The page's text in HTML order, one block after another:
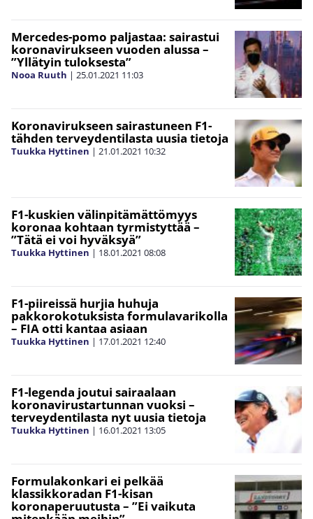
Mercedes-pomo paljastaa: sairastui
koronavirukseen vuoden alussa –
”Yllätyin tuloksesta”
Nooa Ruuth | 25.01.2021 11:03
Koronavirukseen sairastuneen F1-
tähden terveydentilasta uusia tietoja
Tuukka Hyttinen | 21.01.2021 10:32
F1-kuskien välinpitämättömyys
koronaa kohtaan tyrmistyttää –
”Tätä ei voi hyväksyä”
Tuukka Hyttinen | 18.01.2021 08:08
F1-piireissä hurjia huhuja
pakkorokotuksista formulavarikolla
– FIA otti kantaa asiaan
Tuukka Hyttinen | 17.01.2021 12:40
F1-legenda joutui sairaalaan
koronavirustartunnan vuoksi –
terveydentilasta nyt uusia tietoja
Tuukka Hyttinen | 16.01.2021 13:05
Formulakonkari ei pelkää
klassikkoradan F1-kisan
koronaperuutusta – ”Ei vaikuta